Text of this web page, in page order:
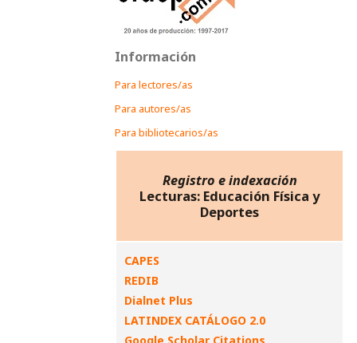
Información
Para lectores/as
Para autores/as
Para bibliotecarios/as
Registro e indexación
Lecturas: Educación Física y
Deportes
CAPES
REDIB
Dialnet Plus
LATINDEX CATÁLOGO 2.0